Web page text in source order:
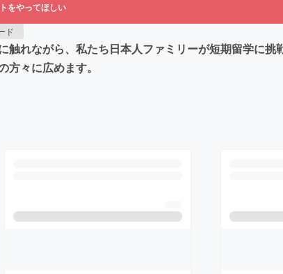
をやってほしい
ド
れながら、私たち日本人ファミリーが短期留学に挑
々に広めます。